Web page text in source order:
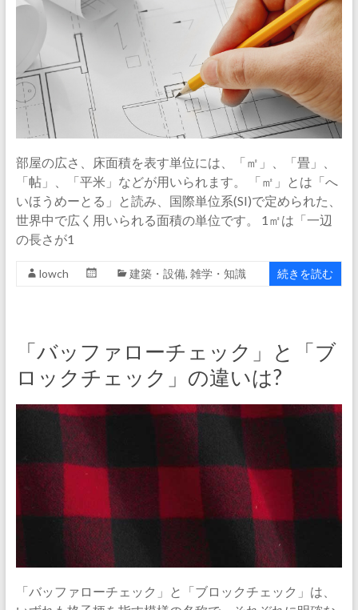
部屋の広さ、床面積を表す単位には、「㎡」、「畳」、
「帖」、「平米」などが用いられます。 「㎡」とは「へ
いほうめーとる」と読み、国際単位系(SI)で定められた、
世界中で広く用いられる面積の単位です。 1㎡は「一辺
の長さが1
lowch 建築・設備, 雑学・知識 続きを読む
「バッファローチェック」と「ブ
ロックチェック」の違いは?
「バッファローチェック」と「ブロックチェック」は、